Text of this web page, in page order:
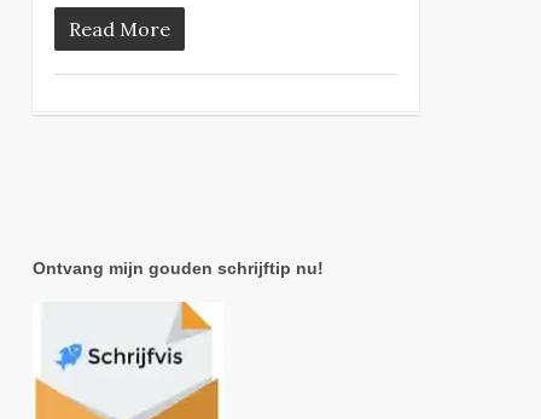
Read More
Ontvang mijn gouden schrijftip nu!